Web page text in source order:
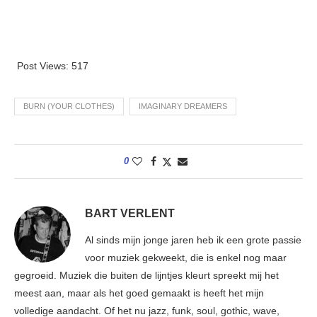
Post Views: 517
BURN (YOUR CLOTHES) IMAGINARY DREAMERS
0
BART VERLENT
Al sinds mijn jonge jaren heb ik een grote passie
voor muziek gekweekt, die is enkel nog maar
gegroeid. Muziek die buiten de lijntjes kleurt spreekt mij het
meest aan, maar als het goed gemaakt is heeft het mijn
volledige aandacht. Of het nu jazz, funk, soul, gothic, wave,